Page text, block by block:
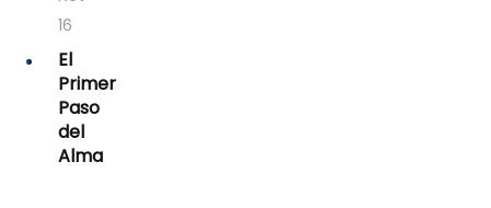
16
El
Primer
Paso
del
Alma